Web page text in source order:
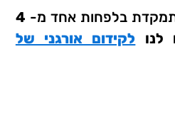
בלפחות אחד מ- 4
לנו לקידום אורגני של